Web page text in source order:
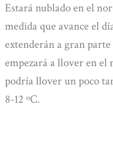
Estará nublado en el
medida que avance el
extenderán a gran
empezará a llover en el
podría llover un poco
8-12 ºC.